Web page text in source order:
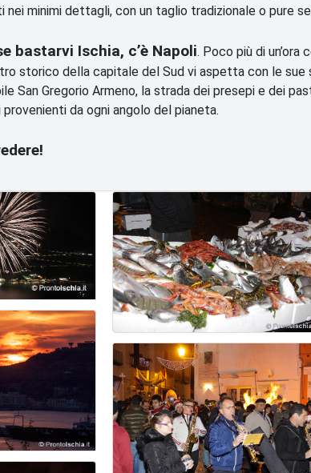
minimi dettagli, con un taglio tradizionale o pure
bastarvi Ischia, c’è Napoli. Poco più di
storico della capitale del Sud vi aspetta con le sue
San Gregorio Armeno, la strada dei presepi e dei
da ogni angolo del pianeta.